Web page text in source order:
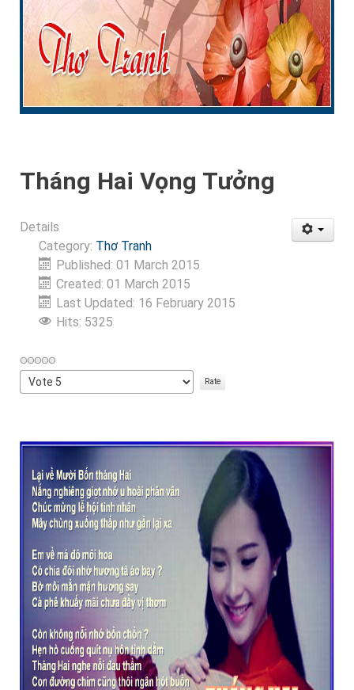
Tháng Hai Vọng Tưởng
Details
Category: Thơ Tranh
Published: 01 March 2015
Created: 01 March 2015
Last Updated: 16 February 2015
Hits: 5325
Please
Rate